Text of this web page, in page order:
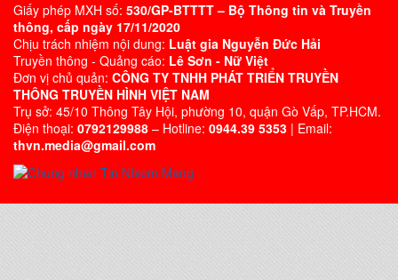
Giấy phép MXH số: 530/GP-BTTTT – Bộ Thông tin và Truyền
thông, cấp ngày 17/11/2020
Chịu trách nhiệm nội dung: Luật gia Nguyễn Đức Hải
Truyền thông - Quảng cáo: Lê Sơn - Nữ Việt
Đơn vị chủ quản: CÔNG TY TNHH PHÁT TRIỂN TRUYỀN
THÔNG TRUYỀN HÌNH VIỆT NAM
Trụ sở: 45/10 Thông Tây Hội, phường 10, quận Gò Vấp, TP.HCM.
Điện thoại: 0792129988 – Hotline: 0944.39 5353 | Email:
thvn.media@gmail.com